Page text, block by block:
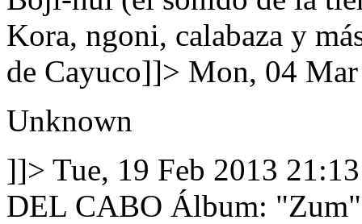
Kora, ngoni, calabaza y
de Cayuco]]> Mon, 04
Unknown
]]> Tue, 19 Feb 2013
DEL CABO Álbum: